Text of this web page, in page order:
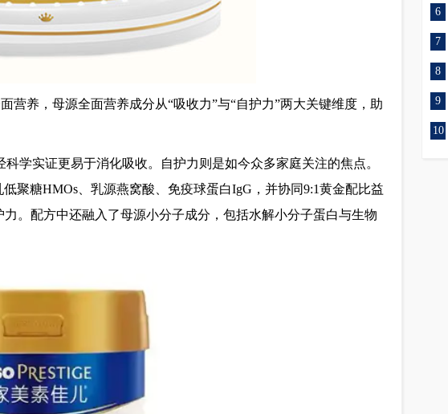
营养，母源全面营养成分从“吸收力”与“自护力”两大关键维度，助
学实证更易于消化吸收。自护力则是如今众多家庭关注的焦点。
聚糖HMOs、乳源燕窝酸、免疫球蛋白IgG，并协同9:1黄金配比益
。配方中还融入了母源小分子成分，包括水解小分子蛋白与生物